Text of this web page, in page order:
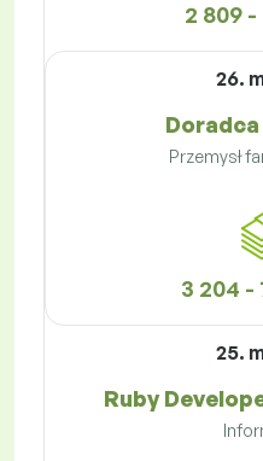
2 809 -
26.
Przemysł
3 204 -
25.
Ruby